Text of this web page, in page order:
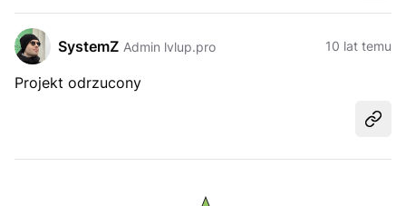
SystemZ Admin lvlup.pro 10 lat temu
Projekt odrzucony